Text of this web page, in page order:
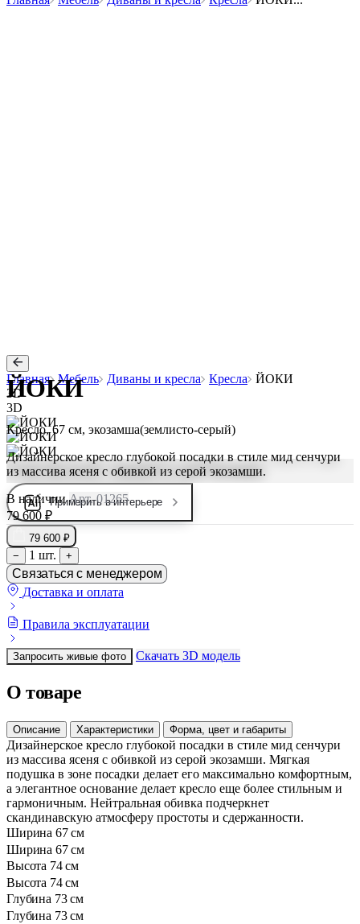
Главная Мебель Диваны и кресла Кресла
ЙОКИ
3D
3D
Примерить в интерьере
ЙОКИ
Кресло, 67 см, экозамша(землисто-серый)
Дизайнерское кресло глубокой посадки в стиле мид сенчури
из массива ясеня с обивкой из серой экозамши.
В наличии Арт. 01265
79 600 ₽
79 600 ₽
−
1 шт. +
Связаться с менеджером
Доставка и оплата
Правила эксплуатации
Запросить живые фото Скачать 3D модель
О товаре
Описание Характеристики Форма, цвет и габариты
Дизайнерское кресло глубокой посадки в стиле мид сенчури
из массива ясеня с обивкой из серой экозамши. Мягкая
подушка в зоне посадки делает его максимально комфортным,
а элегантное основание делает кресло еще более стильным и
гармоничным. Нейтральная обивка подчеркнет
скандинавскую атмосферу простоты и сдержанности.
Ширина 67 см
Ширина 67 см
Высота 74 см
Высота 74 см
Глубина 73 см
Глубина 73 см